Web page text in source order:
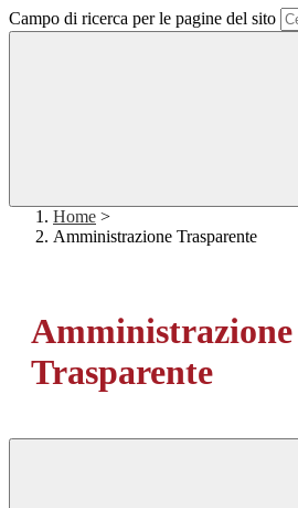
Campo di ricerca per le pagine del sito
Home >
Amministrazione Trasparente
Amministrazione
Trasparente